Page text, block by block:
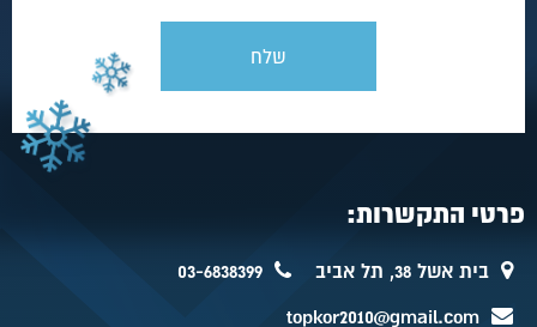
פרטי התקשרות:
בית אשל 38, תל אביב 03-6838399
topkor2010@gmail.com